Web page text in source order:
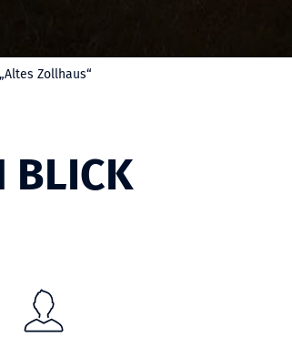
Zollhaus“
BLICK